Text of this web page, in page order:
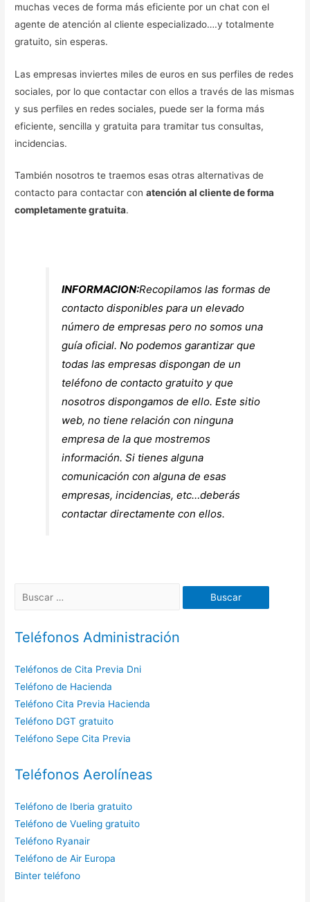
muchas veces de forma más eficiente por un chat con el
agente de atención al cliente especializado….y totalmente
gratuito, sin esperas.
Las empresas inviertes miles de euros en sus perfiles de redes
sociales, por lo que contactar con ellos a través de las mismas
y sus perfiles en redes sociales, puede ser la forma más
eficiente, sencilla y gratuita para tramitar tus consultas,
incidencias.
También nosotros te traemos esas otras alternativas de
contacto para contactar conatención al cliente de forma
completamente gratuita.
INFORMACION:Recopilamos las formas de
contacto disponibles para un elevado
número de empresas pero no somos una
guía oficial. No podemos garantizar que
todas las empresas dispongan de un
teléfono de contacto gratuito y que
nosotros dispongamos de ello. Este sitio
web, no tiene relación con ninguna
empresa de la que mostremos
información. Si tienes alguna
comunicación con alguna de esas
empresas, incidencias, etc…deberás
contactar directamente con ellos.
Buscar:
Teléfonos Administración
Teléfonos de Cita Previa Dni
Teléfono de Hacienda
Teléfono Cita Previa Hacienda
Teléfono DGT gratuito
Teléfono Sepe Cita Previa
Teléfonos Aerolíneas
Teléfono de Iberia gratuito
Teléfono de Vueling gratuito
Teléfono Ryanair
Teléfono de Air Europa
Binter teléfono